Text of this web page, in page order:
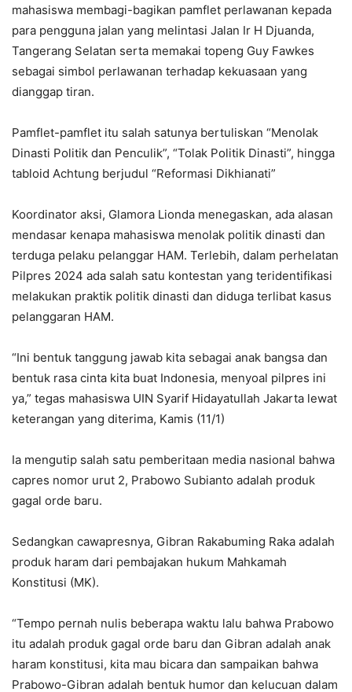
mahasiswa membagi-bagikan pamflet perlawanan kepada
para pengguna jalan yang melintasi Jalan Ir H Djuanda,
Tangerang Selatan serta memakai topeng Guy Fawkes
sebagai simbol perlawanan terhadap kekuasaan yang
dianggap tiran.
Pamflet-pamflet itu salah satunya bertuliskan “Menolak
Dinasti Politik dan Penculik”, “Tolak Politik Dinasti”, hingga
tabloid Achtung berjudul “Reformasi Dikhianati”
Koordinator aksi, Glamora Lionda menegaskan, ada alasan
mendasar kenapa mahasiswa menolak politik dinasti dan
terduga pelaku pelanggar HAM. Terlebih, dalam perhelatan
Pilpres 2024 ada salah satu kontestan yang teridentifikasi
melakukan praktik politik dinasti dan diduga terlibat kasus
pelanggaran HAM.
“Ini bentuk tanggung jawab kita sebagai anak bangsa dan
bentuk rasa cinta kita buat Indonesia, menyoal pilpres ini
ya,” tegas mahasiswa UIN Syarif Hidayatullah Jakarta lewat
keterangan yang diterima, Kamis (11/1)
Ia mengutip salah satu pemberitaan media nasional bahwa
capres nomor urut 2, Prabowo Subianto adalah produk
gagal orde baru.
Sedangkan cawapresnya, Gibran Rakabuming Raka adalah
produk haram dari pembajakan hukum Mahkamah
Konstitusi (MK).
“Tempo pernah nulis beberapa waktu lalu bahwa Prabowo
itu adalah produk gagal orde baru dan Gibran adalah anak
haram konstitusi, kita mau bicara dan sampaikan bahwa
Prabowo-Gibran adalah bentuk humor dan kelucuan dalam